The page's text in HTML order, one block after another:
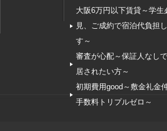
大阪6万円以下賃貸～学生
見、ご成約で宿泊代負担
す～
審査が心配～保証人なし
居されたい方～
初期費用good～敷金礼金
手数料トリプルゼロ～